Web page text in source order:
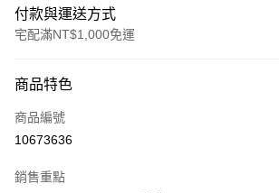
付款與運送方式
宅配滿NT$1,000免運
信用卡一次付款
Apple Pay
商品特色
商品編號
10673636
銷售重點